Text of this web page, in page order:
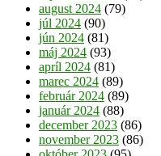
august 2024 (79)
júl 2024 (90)
jún 2024 (81)
máj 2024 (93)
apríl 2024 (81)
marec 2024 (89)
február 2024 (89)
január 2024 (88)
december 2023 (86)
november 2023 (86)